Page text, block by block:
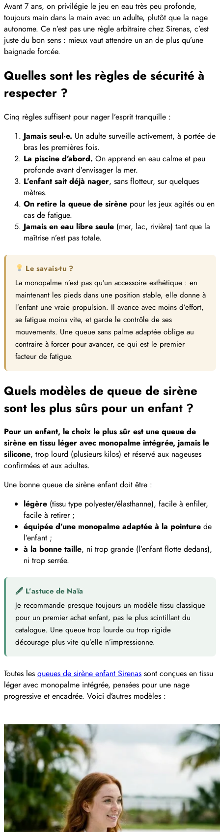
Avant 7 ans, on privilégie le jeu en eau très peu profonde,
toujours main dans la main avec un adulte, plutôt que la nage
autonome. Ce n’est pas une règle arbitraire chez Sirenas, c’est
juste du bon sens : mieux vaut attendre un an de plus qu’une
baignade forcée.
Quelles sont les règles de sécurité à
respecter ?
Cinq règles suffisent pour nager l’esprit tranquille :
Jamais seul·e. Un adulte surveille activement, à portée de
bras les premières fois.
La piscine d’abord. On apprend en eau calme et peu
profonde avant d’envisager la mer.
L’enfant sait déjà nager, sans flotteur, sur quelques
mètres.
On retire la queue de sirène pour les jeux agités ou en
cas de fatigue.
Jamais en eau libre seule (mer, lac, rivière) tant que la
maîtrise n’est pas totale.
Le savais-tu ?
La monopalme n’est pas qu’un accessoire esthétique : en
maintenant les pieds dans une position stable, elle donne à
l’enfant une vraie propulsion. Il avance avec moins d’effort,
se fatigue moins vite, et garde le contrôle de ses
mouvements. Une queue sans palme adaptée oblige au
contraire à forcer pour avancer, ce qui est le premier
facteur de fatigue.
Quels modèles de queue de sirène
sont les plus sûrs pour un enfant ?
Pour un enfant, le choix le plus sûr est une queue de
sirène en tissu léger avec monopalme intégrée, jamais le
silicone, trop lourd (plusieurs kilos) et réservé aux nageuses
confirmées et aux adultes.
Une bonne queue de sirène enfant doit être :
légère (tissu type polyester/élasthanne), facile à enfiler,
facile à retirer ;
équipée d’une monopalme adaptée à la pointure de
l’enfant ;
à la bonne taille, ni trop grande (l’enfant flotte dedans),
ni trop serrée.
🖋 L’astuce de Naïa
Je recommande presque toujours un modèle tissu classique
pour un premier achat enfant, pas le plus scintillant du
catalogue. Une queue trop lourde ou trop rigide
décourage plus vite qu’elle n’impressionne.
Toutes les queues de sirène enfant Sirenas sont conçues en tissu
léger avec monopalme intégrée, pensées pour une nage
progressive et encadrée. Voici d’autres modèles :